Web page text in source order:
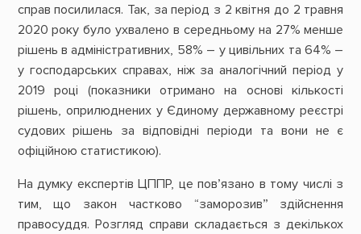
справ посилилася. Так, за період з 2 квітня до 2 травня
2020 року було ухвалено в середньому на 27% менше
рішень в адміністративних, 58% – у цивільних та 64% –
у господарських справах, ніж за аналогічний період у
2019 році (показники отримано на основі кількості
рішень, оприлюднених у Єдиному державному реєстрі
судових рішень за відповідні періоди та вони не є
офіційною статистикою).
На думку експертів ЦППР, це пов’язано в тому числі з
тим, що закон частково “заморозив” здійснення
правосуддя. Розгляд справи складається з декількох